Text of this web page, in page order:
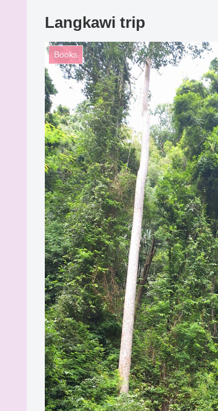
Langkawi trip
Books